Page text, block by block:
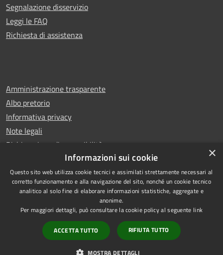
Segnalazione disservizio
Leggi le FAQ
Richiesta di assistenza
Amministrazione trasparente
Albo pretorio
Informativa privacy
Note legali
Dichiarazione di accessibilità
RSS
Accessibilità
Copyright © 2026 • Comune di
Leno • Powered by
Municipium•Accesso
redazione
×
Informazioni sui cookie
Questo sito web utilizza cookie tecnici e assimilati strettamente necessari al
corretto funzionamento e alla navigazione del sito, nonché un cookie tecnico
analitico al solo fine di elaborare informazioni statistiche, aggregate e
anonime.
Per maggiori dettagli, può consultare la cookie policy al seguente link
ACCETTA TUTTO RIFIUTA TUTTO
MOSTRA DETTAGLI